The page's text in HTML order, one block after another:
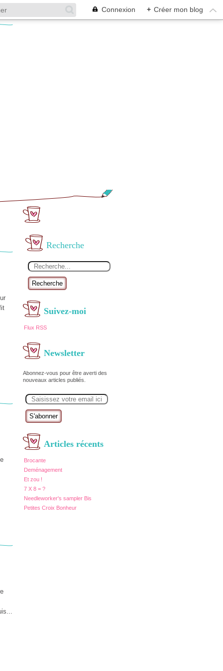
Connexion + Créer mon blog
Recherche
Recherche
Suivez-moi
Flux RSS
Newsletter
Abonnez-vous pour être averti des
nouveaux articles publiés.
m
Articles récents
Brocante
Deménagement
Et zou !
7 X 8 = ?
Needleworker's sampler Bis
Petites Croix Bonheur